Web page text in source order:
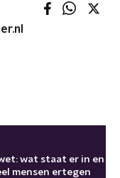
wat staat er in en
mensen ertegen